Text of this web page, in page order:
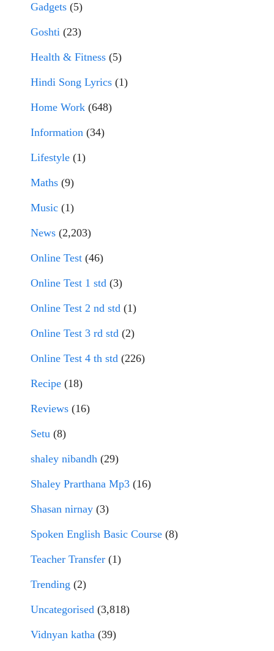
Gadgets (5)
Goshti (23)
Health & Fitness (5)
Hindi Song Lyrics (1)
Home Work (648)
Information (34)
Lifestyle (1)
Maths (9)
Music (1)
News (2,203)
Online Test (46)
Online Test 1 std (3)
Online Test 2 nd std (1)
Online Test 3 rd std (2)
Online Test 4 th std (226)
Recipe (18)
Reviews (16)
Setu (8)
shaley nibandh (29)
Shaley Prarthana Mp3 (16)
Shasan nirnay (3)
Spoken English Basic Course (8)
Teacher Transfer (1)
Trending (2)
Uncategorised (3,818)
Vidnyan katha (39)